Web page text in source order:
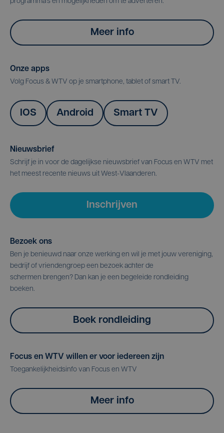
Meer info
Onze apps
Volg Focus & WTV op je smartphone, tablet of smart TV.
IOS Android Smart TV
Nieuwsbrief
Schrijf je in voor de dagelijkse nieuwsbrief van Focus en WTV met
het meest recente nieuws uit West-Vlaanderen.
Inschrijven
Bezoek ons
Ben je benieuwd naar onze werking en wil je met jouw vereniging,
bedrijf of vriendengroep een bezoek achter de
schermen brengen? Dan kan je een begeleide rondleiding
boeken.
Boek rondleiding
Focus en WTV willen er voor iedereen zijn
Toegankelijkheidsinfo van Focus en WTV
Meer info